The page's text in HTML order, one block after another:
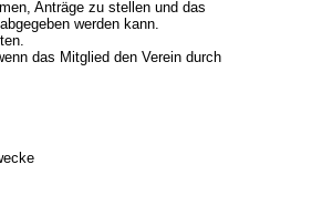
Anträge zu stellen und das
werden kann.
das Mitglied den Verein durch